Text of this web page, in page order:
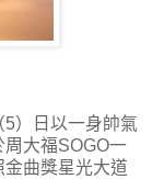
）日以一身帥氣
大福SOGO一
金曲獎星光大道